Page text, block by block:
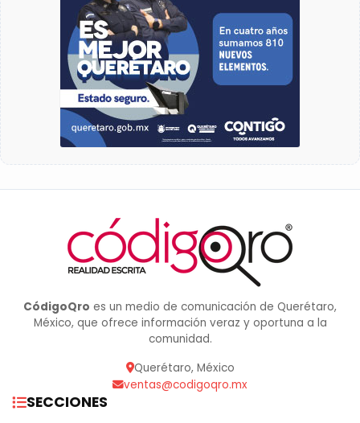
CódigoQro es un medio de comunicación de Querétaro,
México, que ofrece información veraz y oportuna a la
comunidad.
Querétaro, México
ventas@codigoqro.mx
SECCIONES